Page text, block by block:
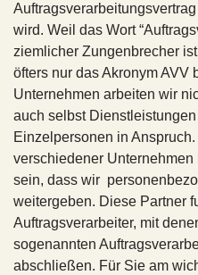
wird. Weil das Wort
ziemlicher Zungenbrecher
öfters nur das Akronym AVV
Unternehmen arbeiten wir
auch selbst
Einzelpersonen in
verschiedener
sein, dass wir
weitergeben. Diese Partner
Auftragsverarbeiter, mit
sogenannten
abschließen. Für Sie am